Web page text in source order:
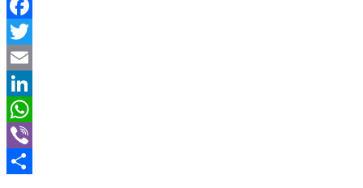
Facebook
Twitter
Email
LinkedIn
WhatsApp
Viber